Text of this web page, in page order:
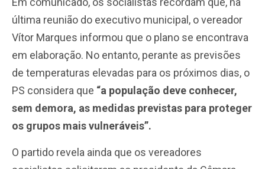
última reunião do executivo municipal, o vereador
Vítor Marques informou que o plano se encontrava
em elaboração. No entanto, perante as previsões
de temperaturas elevadas para os próximos dias, o
PS considera que “a população deve conhecer,
sem demora, as medidas previstas para proteger
os grupos mais vulneráveis”.
O partido revela ainda que os vereadores